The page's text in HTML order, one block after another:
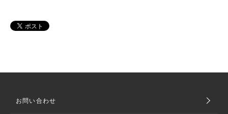
お問い合わせ